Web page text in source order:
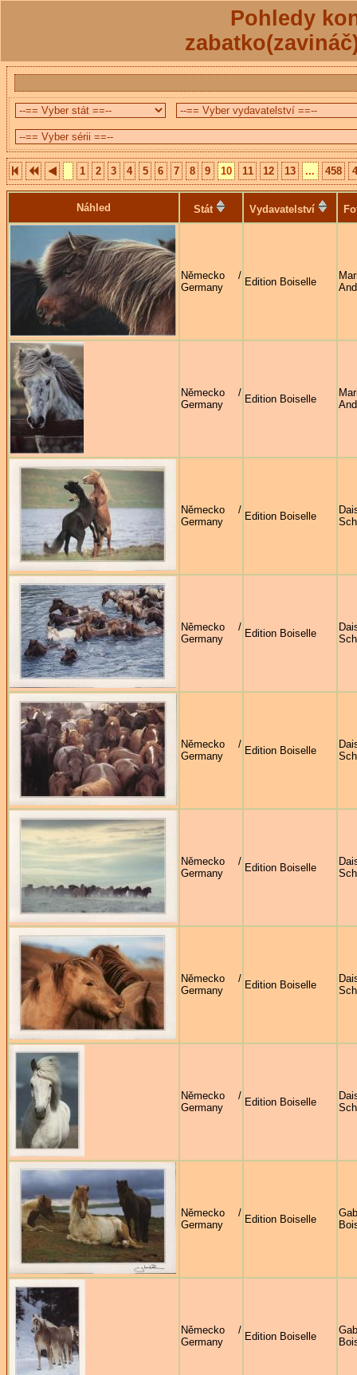
Pohledy
1 2 3 4 5 6 7 8 9 10 11 12 13 ... 458
Náhled Stát Vydavatelství
Německo /
Germany
Edition Boiselle
Německo /
Germany
Edition Boiselle
Německo /
Germany
Edition Boiselle
Německo /
Germany
Edition Boiselle
Německo /
Germany
Edition Boiselle
Německo /
Germany
Edition Boiselle
Německo /
Germany
Edition Boiselle
Německo /
Germany
Edition Boiselle
Německo /
Germany
Edition Boiselle
Německo /
Germany
Edition Boiselle